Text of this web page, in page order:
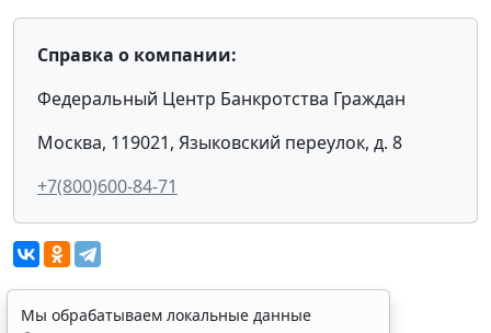
Справка о компании:
Федеральный Центр Банкротства Граждан
Москва, 119021, Языковский переулок, д. 8
+7(800)600-84-71
Мы обрабатываем локальные данные